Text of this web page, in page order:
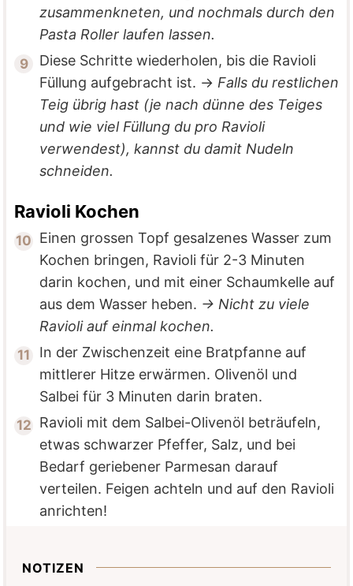
zusammenkneten, und nochmals durch den
Pasta Roller laufen lassen.
Diese Schritte wiederholen, bis die Ravioli
Füllung aufgebracht ist. → Falls du restlichen
Teig übrig hast (je nach dünne des Teiges
und wie viel Füllung du pro Ravioli
verwendest), kannst du damit Nudeln
schneiden.
Ravioli Kochen
Einen grossen Topf gesalzenes Wasser zum
Kochen bringen, Ravioli für 2-3 Minuten
darin kochen, und mit einer Schaumkelle auf
aus dem Wasser heben. → Nicht zu viele
Ravioli auf einmal kochen.
In der Zwischenzeit eine Bratpfanne auf
mittlerer Hitze erwärmen. Olivenöl und
Salbei für 3 Minuten darin braten.
Ravioli mit dem Salbei-Olivenöl beträufeln,
etwas schwarzer Pfeffer, Salz, und bei
Bedarf geriebener Parmesan darauf
verteilen. Feigen achteln und auf den Ravioli
anrichten!
NOTIZEN